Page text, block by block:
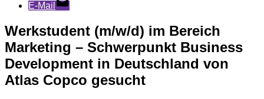
E-Mail
Werkstudent (m/w/d) im Bereich
Marketing – Schwerpunkt Business
Development in Deutschland von
Atlas Copco gesucht